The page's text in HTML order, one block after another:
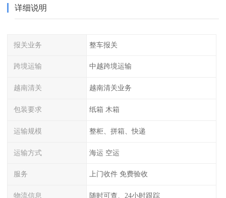
详细说明
报关业务 整车报关
跨境运输 中越跨境运输
越南清关 越南清关业务
包装要求 纸箱 木箱
运输规模 整柜、拼箱、快递
运输方式 海运 空运
服务 上门收件 免费验收
物流信息 随时可查、24小时跟踪